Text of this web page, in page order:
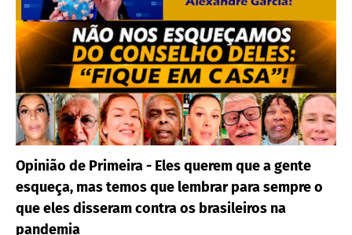
Opinião de Primeira - Eles querem que a gente
esqueça, mas temos que lembrar para sempre o
que eles disseram contra os brasileiros na
pandemia